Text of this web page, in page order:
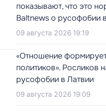
показывают, что это
Baltnews о русофобии
09 августа 2026 19:19
«Отношение
политиков». Росликов
русофобии в Латвии
09 августа 2026 19:09